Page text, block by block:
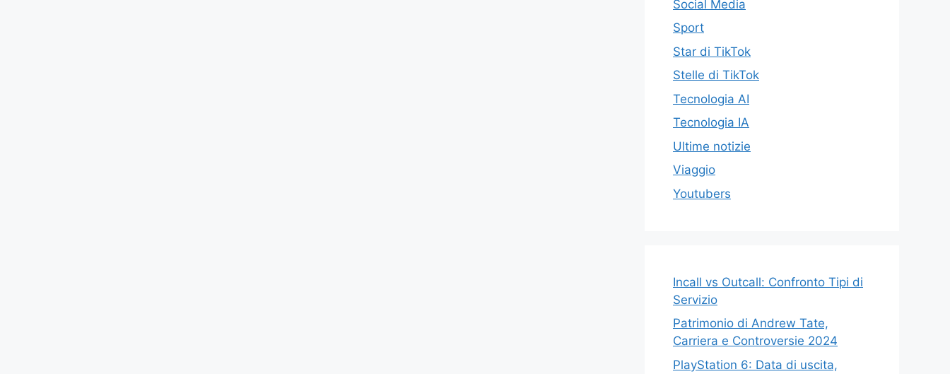
Social Media
Sport
Star di TikTok
Stelle di TikTok
Tecnologia AI
Tecnologia IA
Ultime notizie
Viaggio
Youtubers
Incall vs Outcall: Confronto Tipi di
Servizio
Patrimonio di Andrew Tate,
Carriera e Controversie 2024
PlayStation 6: Data di uscita,